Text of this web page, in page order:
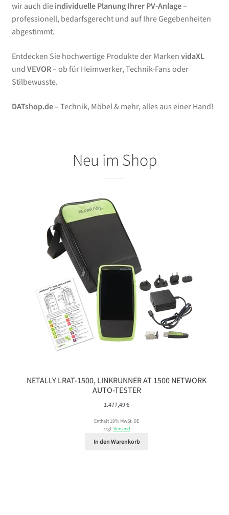
wir auch die individuelle Planung Ihrer PV-Anlage–
professionell, bedarfsgerecht und auf Ihre Gegebenheiten
abgestimmt.
Entdecken Sie hochwertige Produkte der Marken vidaXL
und VEVOR– ob für Heimwerker, Technik-Fans oder
Stilbewusste.
DATshop.de– Technik, Möbel & mehr, alles aus einer Hand!
Neu im Shop
NETALLY LRAT-1500, LINKRUNNER AT 1500 NETWORK
AUTO-TESTER
1.477,49€
Enthält 19% MwSt. DE
zzgl.Versand
In den Warenkorb